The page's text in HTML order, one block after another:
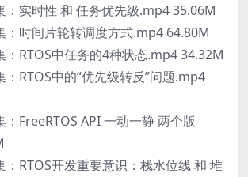
：实时性 和 任务优先级.mp4 35.06M
：时间片轮转调度方式.mp4 64.80M
：RTOS中任务的4种状态.mp4 34.32M
RTOS中的“优先级转反”问题.mp4
FreeRTOS API 一动一静 两个版
：RTOS开发重要意识：栈水位线 和 堆